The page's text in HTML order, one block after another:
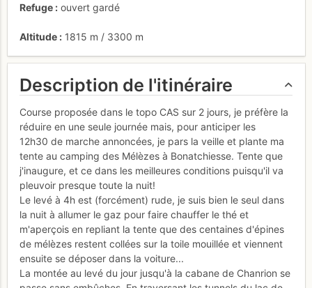
Refuge
ouvert gardé
Altitude 1815 m / 3300 m
Description de l'itinéraire
Course proposée dans le topo CAS sur 2 jours, je préfère la
réduire en une seule journée mais, pour anticiper les
12h30 de marche annoncées, je pars la veille et plante ma
tente au camping des Mélèzes à Bonatchiesse. Tente que
j'inaugure, et ce dans les meilleures conditions puisqu'il va
pleuvoir presque toute la nuit!
Le levé à 4h est (forcément) rude, je suis bien le seul dans
la nuit à allumer le gaz pour faire chauffer le thé et
m'aperçois en repliant la tente que des centaines d'épines
de mélèzes restent collées sur la toile mouillée et viennent
ensuite se déposer dans la voiture...
La montée au levé du jour jusqu'à la cabane de Chanrion se